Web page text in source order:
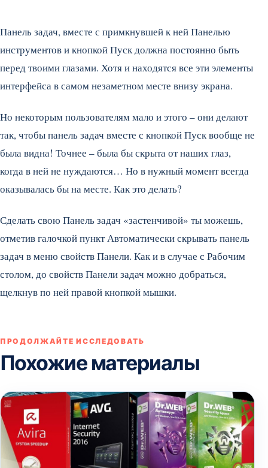
Панель задач, вместе с примкнувшей к ней Панелью
инструментов и кнопкой Пуск должна постоянно быть
перед твоими глазами. Хотя и находятся все эти элементы
интерфейса в самом незаметном месте внизу экрана.
Но некоторым пользователям мало и этого – они делают
так, чтобы панель задач вместе с кнопкой Пуск вообще не
была видна! Точнее – была бы скрыта от наших глаз,
когда в ней не нуждаются… Но в нужный момент всегда
оказывалась бы на месте. Как это делать?
Сделать свою Панель задач «застенчивой» ты можешь,
отметив галочкой пункт Автоматически скрывать панель
задач в меню свойств Панели. Как и в случае с Рабочим
столом, до свойств Панели задач можно добраться,
щелкнув по ней правой кнопкой мышки.
ПРОДОЛЖАЙТЕ ИССЛЕДОВАТЬ
Похожие материалы